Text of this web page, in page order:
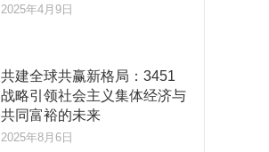
2025年4月9日
共建全球共赢新格局：3451
战略引领社会主义集体经济与
共同富裕的未来
2025年8月6日